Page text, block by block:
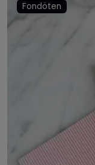
Fondöten